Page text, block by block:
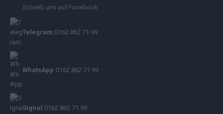
Schreib uns auf Facebook
Telegram:0162 862 71 99
WhatsApp:0162 862 71 99
Signal:0162 862 71 99